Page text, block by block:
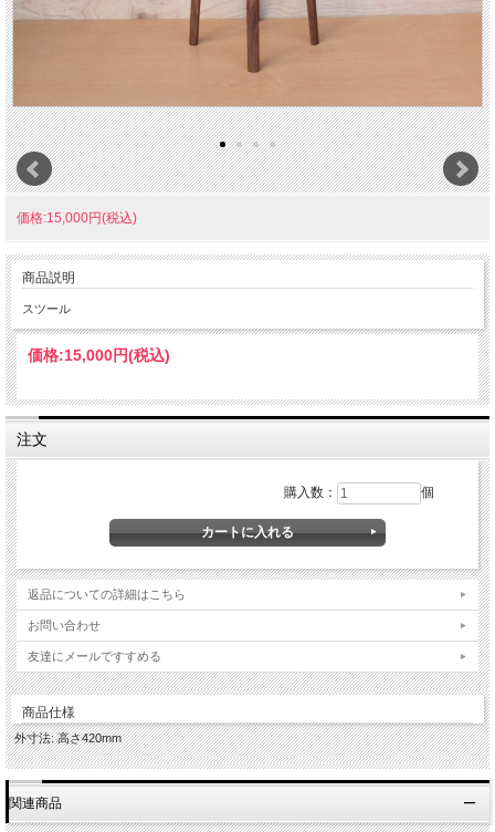
価格:15,000円(税込)
商品説明
スツール
価格:15,000円(税込)
注文
購入数： 個
返品についての詳細はこちら
お問い合わせ
友達にメールですすめる
商品仕様
外寸法: 高さ420mm
関連商品